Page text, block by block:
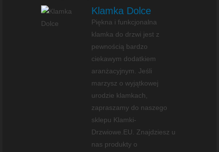
Klamka Dolce
Piękna i funkcjonalna
klamka do drzwi jest z
pewnością bardzo
ciekawym dodatkiem
aranżacyjnym. Jeśli
marzysz o wyjątkowej
urodzie klamkach,
zapraszamy do naszego
sklepu Klamki-
Drzwiowe.EU. Znajdziesz u
nas produkty o